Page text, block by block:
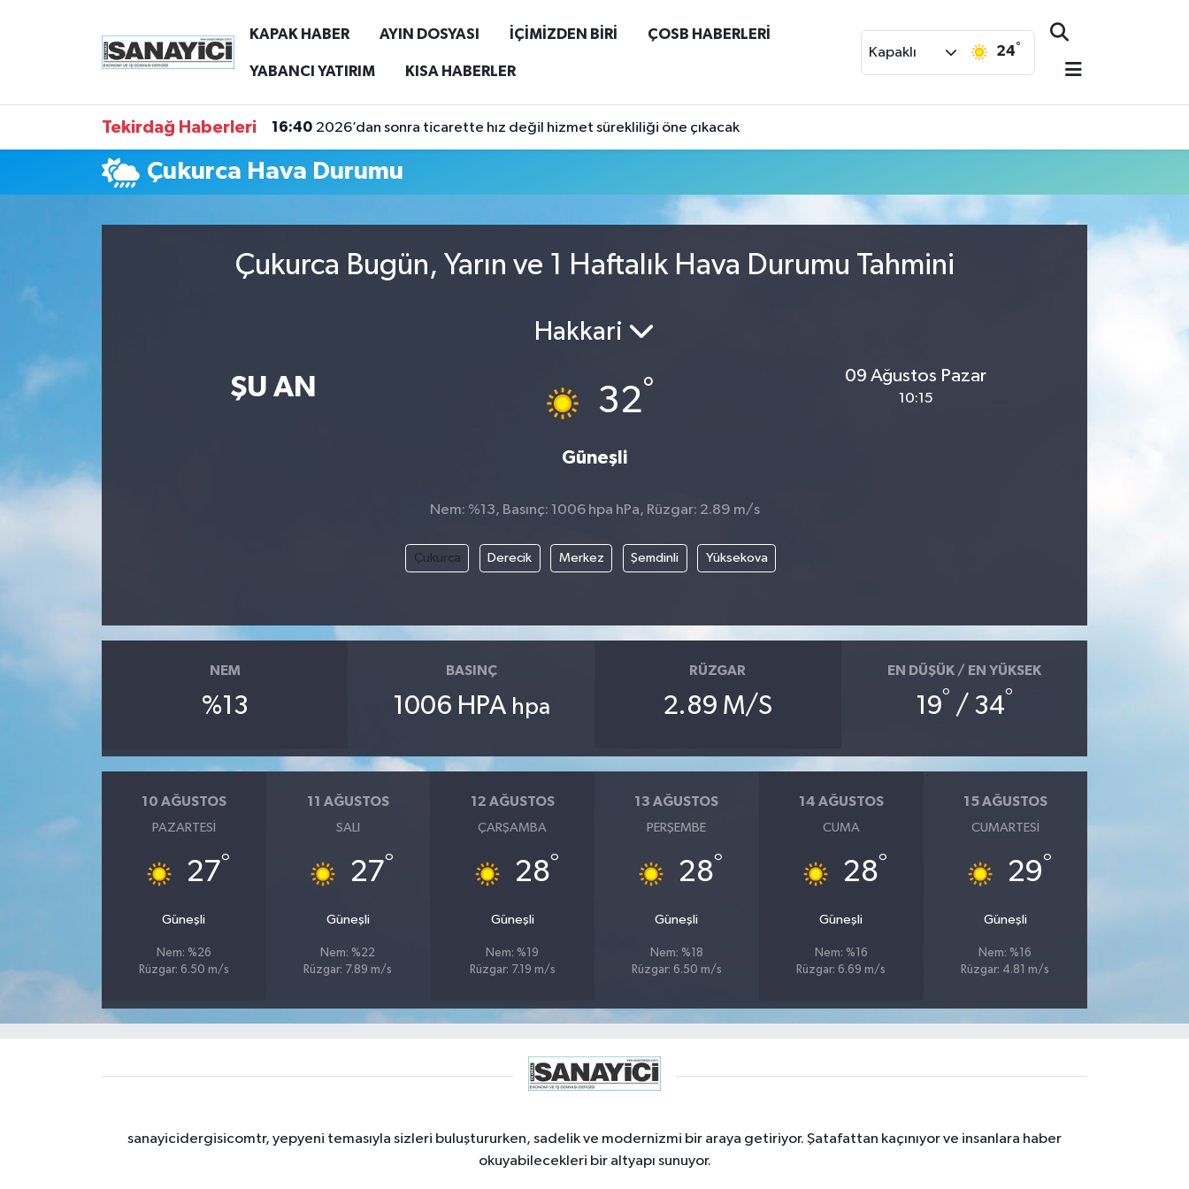
KAPAK HABER AYIN DOSYASI İÇİMİZDEN BİRİ ÇOSB HABERLERİ
YABANCI YATIRIM KISA HABERLER
Kapaklı 24°
Tekirdağ Haberleri 16:40 2026’dan sonra ticarette hız değil hizmet sürekliliği öne çıkacak
Çukurca Hava Durumu
Çukurca Bugün, Yarın ve 1 Haftalık Hava Durumu Tahmini
ŞU AN
Hakkari
32°
Güneşli
09 Ağustos Pazar
10:15
Nem: %13, Basınç: 1006 hpa hPa, Rüzgar: 2.89 m/s
Çukurca Derecik Merkez Şemdinli Yüksekova
NEM
%13
BASINÇ
1006 HPA hpa
RÜZGAR
2.89 M/S
EN DÜŞÜK / EN YÜKSEK
19° / 34°
10 AĞUSTOS
PAZARTESI
27°
Güneşli
Nem: %26
Rüzgar: 6.50 m/s
11 AĞUSTOS
SALI
27°
Güneşli
Nem: %22
Rüzgar: 7.89 m/s
12 AĞUSTOS
ÇARŞAMBA
28°
Güneşli
Nem: %19
Rüzgar: 7.19 m/s
13 AĞUSTOS
PERŞEMBE
28°
Güneşli
Nem: %18
Rüzgar: 6.50 m/s
14 AĞUSTOS
CUMA
28°
Güneşli
Nem: %16
Rüzgar: 6.69 m/s
15 AĞUSTOS
CUMARTESI
29°
Güneşli
Nem: %16
Rüzgar: 4.81 m/s
sanayicidergisicomtr, yepyeni temasıyla sizleri buluştururken, sadelik ve modernizmi bir araya getiriyor. Şatafattan kaçınıyor ve insanlara haber
okuyabilecekleri bir altyapı sunuyor.
Tekirdağ Nöbetçi Eczaneler
Tekirdağ Namaz Vakitleri
Haber Arşivi